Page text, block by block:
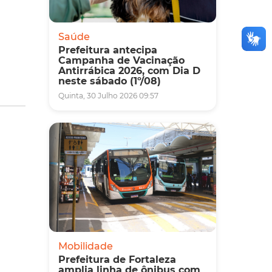
Saúde
Prefeitura antecipa
Campanha de Vacinação
Antirrábica 2026, com Dia D
neste sábado (1º/08)
Quinta, 30 Julho 2026 09:57
Mobilidade
Prefeitura de Fortaleza